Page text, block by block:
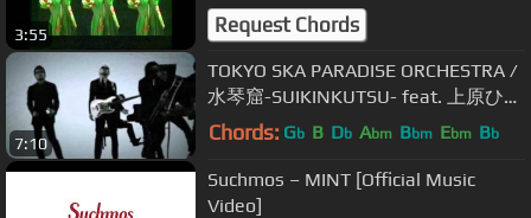
3:55 Request Chords
7:10
TOKYO SKA PARADISE ORCHESTRA /
水琴窟-SUIKINKUTSU- feat. 上原ひろ
み
Chords: Gb B Db Abm Bbm Ebm Bb
Suchmos – MINT [Official Music
Video]